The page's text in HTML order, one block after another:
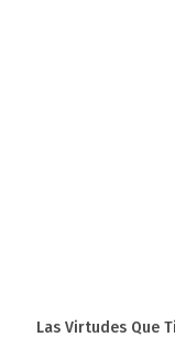
Las Virtudes Que